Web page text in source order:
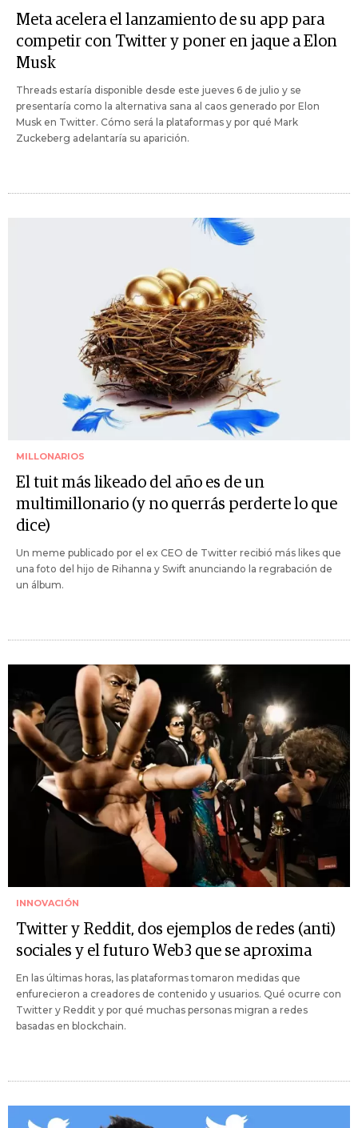
Meta acelera el lanzamiento de su app para
competir con Twitter y poner en jaque a Elon
Musk
Threads estaría disponible desde este jueves 6 de julio y se
presentaría como la alternativa sana al caos generado por Elon
Musk en Twitter. Cómo será la plataformas y por qué Mark
Zuckeberg adelantaría su aparición.
MILLONARIOS
El tuit más likeado del año es de un
multimillonario (y no querrás perderte lo que
dice)
Un meme publicado por el ex CEO de Twitter recibió más likes que
una foto del hijo de Rihanna y Swift anunciando la regrabación de
un álbum.
INNOVACIÓN
Twitter y Reddit, dos ejemplos de redes (anti)
sociales y el futuro Web3 que se aproxima
En las últimas horas, las plataformas tomaron medidas que
enfurecieron a creadores de contenido y usuarios. Qué ocurre con
Twitter y Reddit y por qué muchas personas migran a redes
basadas en blockchain.